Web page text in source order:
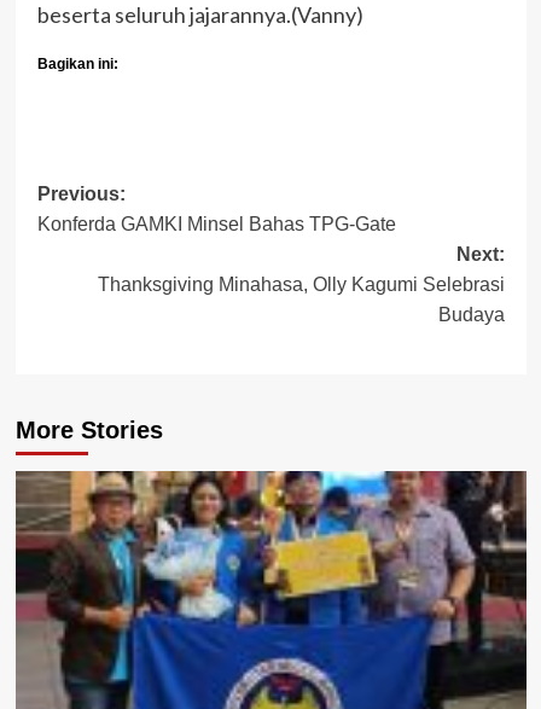
beserta seluruh jajarannya.(Vanny)
Bagikan ini:
Post
navigation
Previous:
Konferda GAMKI Minsel Bahas TPG-Gate
Next:
Thanksgiving Minahasa, Olly Kagumi Selebrasi
Budaya
More Stories